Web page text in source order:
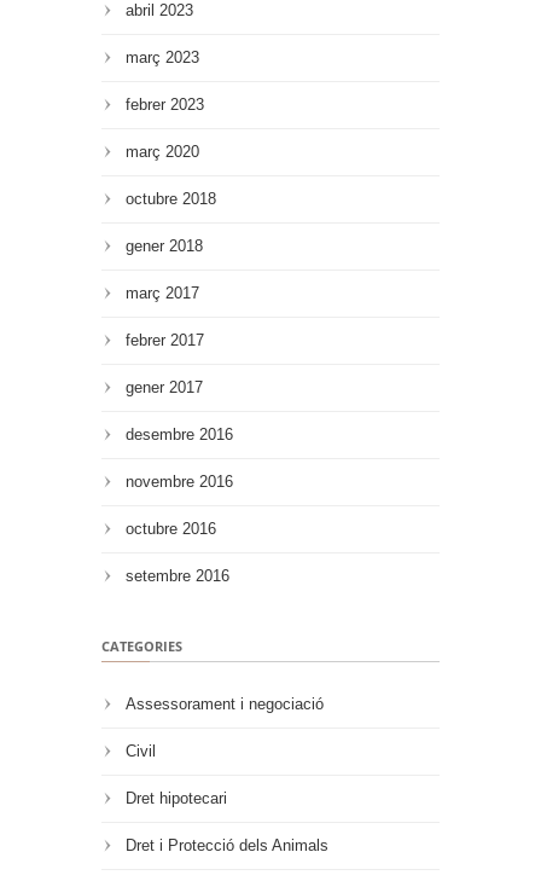
abril 2023
març 2023
febrer 2023
març 2020
octubre 2018
gener 2018
març 2017
febrer 2017
gener 2017
desembre 2016
novembre 2016
octubre 2016
setembre 2016
CATEGORIES
Assessorament i negociació
Civil
Dret hipotecari
Dret i Protecció dels Animals